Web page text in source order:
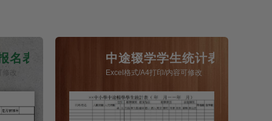
名表 中途辍学学生统计表
Excel格式/A4打印/内容可修改